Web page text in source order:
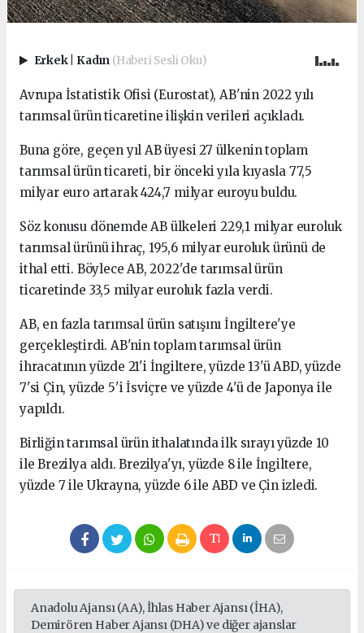
Erkek Kadın (Haberi Sesli Oku)
Avrupa İstatistik Ofisi (Eurostat), AB'nin 2022 yılı
tarımsal ürün ticaretine ilişkin verileri açıkladı.
Buna göre, geçen yıl AB üyesi 27 ülkenin toplam
tarımsal ürün ticareti, bir önceki yıla kıyasla 77,5
milyar euro artarak 424,7 milyar euroyu buldu.
Söz konusu dönemde AB ülkeleri 229,1 milyar euroluk
tarımsal ürünü ihraç, 195,6 milyar euroluk ürünü de
ithal etti. Böylece AB, 2022'de tarımsal ürün
ticaretinde 33,5 milyar euroluk fazla verdi.
AB, en fazla tarımsal ürün satışını İngiltere'ye
gerçekleştirdi. AB'nin toplam tarımsal ürün
ihracatının yüzde 21'i İngiltere, yüzde 13'ü ABD, yüzde
7'si Çin, yüzde 5'i İsviçre ve yüzde 4'ü de Japonya ile
yapıldı.
Birliğin tarımsal ürün ithalatında ilk sırayı yüzde 10
ile Brezilya aldı. Brezilya'yı, yüzde 8 ile İngiltere,
yüzde 7 ile Ukrayna, yüzde 6 ile ABD ve Çin izledi.
Anadolu Ajansı (AA), İhlas Haber Ajansı (İHA),
Demirören Haber Ajansı (DHA) ve diğer ajanslar